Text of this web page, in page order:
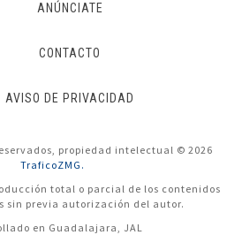
ANÚNCIATE
CONTACTO
AVISO DE PRIVACIDAD
propiedad intelectual © 2026
TraficoZMG.
total o parcial de los contenidos
sin previa autorización del autor.
en Guadalajara, JAL